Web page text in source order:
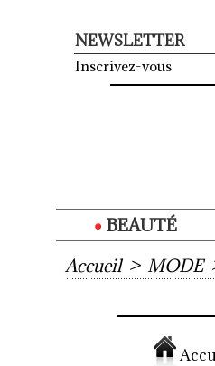
NEWSLETTER
Inscrivez-vous
BEAUTÉ
Accueil > MODE